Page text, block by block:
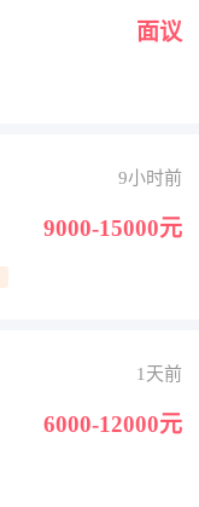
面议
9小时前
9000-15000元
1天前
6000-12000元